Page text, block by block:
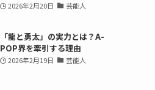
2026年2月20日 芸能人
「龍と勇太」の実力とは？A-
POP界を牽引する理由
2026年2月19日 芸能人